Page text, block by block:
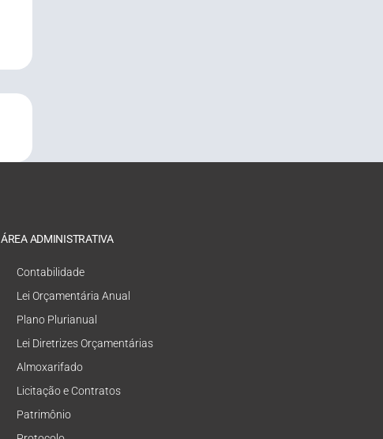
ÁREA ADMINISTRATIVA
Contabilidade
Lei Orçamentária Anual
Plano Plurianual
Lei Diretrizes Orçamentárias
Almoxarifado
Licitação e Contratos
Patrimônio